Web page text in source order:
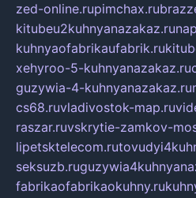
zed-online.rupimchax.ru
kitubeu2kuhnyanazakaz.ru
kuhnyaofabrikaufabrik.ru
xehyroo-5-kuhnyanazakaz.ru
guzywia-4-kuhnyanazakaz.ru
cs68.ruvladivostok-map.ru
raszar.ruvskrytie-zamkov-
lipetsktelecom.ru
seksuzb.ru
fabrikaofabrikaokuhny.ru